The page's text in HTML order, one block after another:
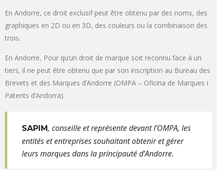
En Andorre, ce droit exclusif peut être obtenu par des noms, des
graphiques en 2D ou en 3D, des couleurs ou la combinaison des
trois.
En Andorre, Pour qu’un droit de marque soit reconnu face à un
tiers, il ne peut être obtenu que par son inscription au Bureau des
Brevets et des Marques d’Andorre (OMPA – Oficina de Marques i
Patents d’Andorra).
SAPIM, conseille et représente devant l’OMPA, les
entités et entreprises souhaitant obtenir et gérer
leurs marques dans la principauté d’Andorre.